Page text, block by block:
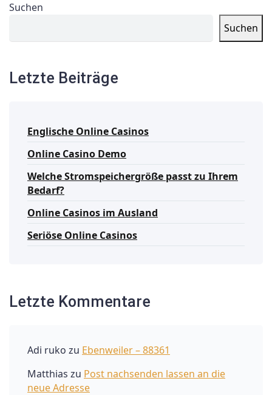
Suchen
Suchen
Letzte Beiträge
Englische Online Casinos
Online Casino Demo
Welche Stromspeichergröße passt zu Ihrem
Bedarf?
Online Casinos im Ausland
Seriöse Online Casinos
Letzte Kommentare
Adi ruko zu Ebenweiler – 88361
Matthias zu Post nachsenden lassen an die
neue Adresse